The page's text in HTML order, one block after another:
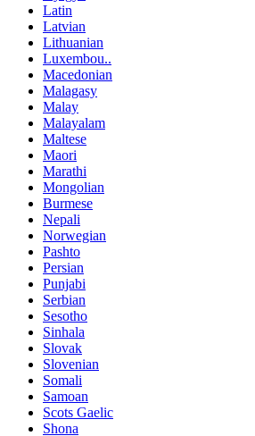
Latin
Latvian
Lithuanian
Luxembou..
Macedonian
Malagasy
Malay
Malayalam
Maltese
Maori
Marathi
Mongolian
Burmese
Nepali
Norwegian
Pashto
Persian
Punjabi
Serbian
Sesotho
Sinhala
Slovak
Slovenian
Somali
Samoan
Scots Gaelic
Shona